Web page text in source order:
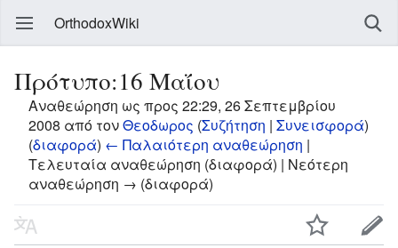
OrthodoxWiki
Πρότυπο:16 Μαΐου
Αναθεώρηση ως προς 22:29, 26 Σεπτεμβρίου
2008 από τονΘεοδωρος (Συζήτηση | Συνεισφορά)
(διαφορά) ← Παλαιότερη αναθεώρηση |
Τελευταία αναθεώρηση (διαφορά) | Νεότερη
αναθεώρηση → (διαφορά)